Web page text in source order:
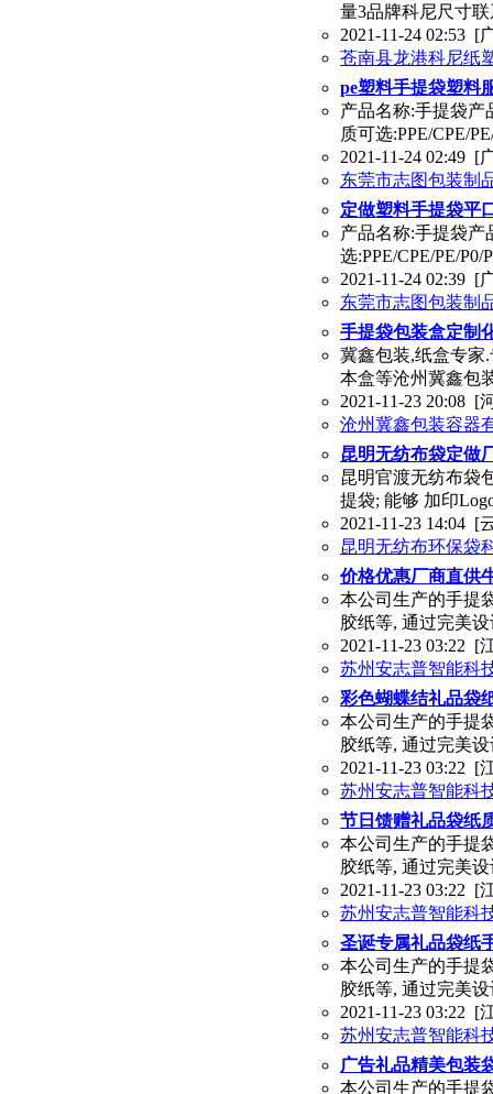
量3品牌科尼尺寸
2021-11-24 02:53 [
苍南县龙港科尼纸
pe塑料手提袋塑料
产品名称:手提袋产
质可选:PPE/CPE/
2021-11-24 02:49 [
东莞市志图包装制
定做塑料手提袋平
产品名称:手提袋产
选:PPE/CPE/PE/
2021-11-24 02:39 [
东莞市志图包装制
手提袋包装盒定制
冀鑫包装,纸盒专家
本盒等沧州冀鑫包
2021-11-23 20:08 [
沧州冀鑫包装容器
昆明无纺布袋定做
昆明官渡无纺布袋
提袋; 能够 加印
2021-11-23 14:04 [
昆明无纺布环保袋
价格优惠厂商直供
本公司生产的手提
胶纸等, 通过完美
2021-11-23 03:22 [
苏州安志普智能科
彩色蝴蝶结礼品袋
本公司生产的手提
胶纸等, 通过完美
2021-11-23 03:22 [
苏州安志普智能科
节日馈赠礼品袋纸
本公司生产的手提
胶纸等, 通过完美
2021-11-23 03:22 [
苏州安志普智能科
圣诞专属礼品袋纸
本公司生产的手提
胶纸等, 通过完美
2021-11-23 03:22 [
苏州安志普智能科
广告礼品精美包装
本公司生产的手提